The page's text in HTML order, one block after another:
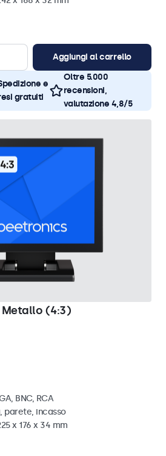
Aggiungi al carrello
e
gratuiti
Oltre 5.000
recensioni,
valutazione 4,8/5
Metallo (4:3)
BNC, RCA
parete, incasso
x 176 x 34 mm